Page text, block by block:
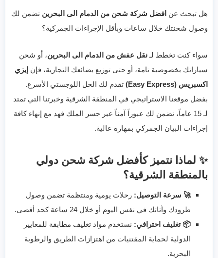
هل تبحث عن افضل شركة شحن من الدمام الى البحرين تضمن لك
وصول شحنتك خلال ساعات وبأقل الإجراءات الجمركية؟
سواء كنت تخطط لـ نقل عفش من الدمام الى البحرين، أو شحن
سياراتك بخصوصية تامة، أو حتى توزيع بضائعك التجارية، فإن إيزي
اكسبريس (Easy Express)
تقدم لك الحل اللوجستي الأسرع.
بفضل موقعنا الاستراتيجي في المنطقة الشرقية وخبرتنا التي تمتد
لـ 15 عاماً، نضمن لك عبوراً آمناً عبر جسر الملك فهد مع إنهاء كافة
إجراءات البيان الجمركي بمهارة عالية.
✨ لماذا نتميز كأفضل شركة شحن دولي
بالمنطقة الشرقية؟
🚀 سرعة التوصيل: رحلات يومية ومنتظمة تضمن وصول
طرودك وأثاثك في نفس اليوم أو خلال 24 ساعة كحد أقصى.
📦 تغليف احترافي: نستخدم مواد تغليف مطابقة للمعايير
الدولية لحماية المقتنيات من اهتزازات الطريق والرطوبة
البحرية.